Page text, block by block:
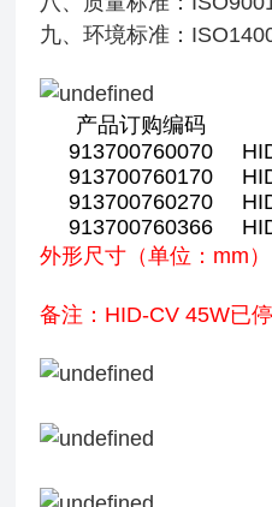
九、环境标准：
产品订购编码
913700760070
913700760170
913700760270
913700760366
外形尺寸（单位：mm）
备注：HID-CV 45W已